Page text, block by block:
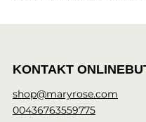
KONTAKT
shop@maryrose.com
00436763559775